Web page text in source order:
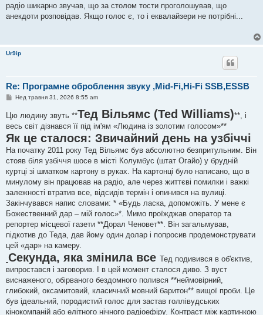
радіо шикарно звучав, що за столом тости проголошував, що
анекдоти розповідав. Якщо голос є, то і еквалайзери не потрібні...
Ur9ip
Re: Програмне оброблення звуку ,Mid-Fi,Hi-Fi SSB,ESSB
П
і
д
м
е
н
я
Нед травня 31, 2026 8:55 am
Цю людину звуть **Тед Вільямс (Ted Williams)**, і
весь світ дізнався її під ім'ям «Людина із золотим голосом»**
Як це сталося: Звичайний день на узбіччі
На початку 2011 року Тед Вільямс був абсолютно безпритульним. Він
стояв біля узбіччя шосе в місті Колумбус (штат Огайо) у брудній
куртці зі шматком картону в руках. На картонці було написано, що в
минулому він працював на радіо, але через життєві помилки і важкі
залежності втратив все, відсидів термін і опинився на вулиці.
Закінчувався напис словами: * «Будь ласка, допоможіть. У мене є
Божественний дар – мій голос»*. Мимо проїжджав оператор та
репортер місцевої газети **Дорал Ченовет**. Він загальмував,
підкотив до Теда, дав йому один долар і попросив продемонструвати
цей «дар» на камеру.
Секунда, яка змінила все Тед подивився в об'єктив,
випростався і заговорив. І в цей момент сталося диво. З вуст
виснаженого, обірваного бездомного полився **неймовірний,
глибокий, оксамитовий, класичний мовний баритон** вищої проби. Це
був ідеальний, породистий голос для застав голлівудських
кінокомпаній або елітного нічного радіоефіру. Контраст між картинкою